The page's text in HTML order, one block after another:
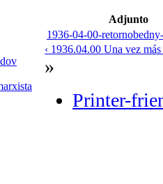
Adjunto
1936-04-00-
‹ 1936.04.00 Una vez
»
Printer-